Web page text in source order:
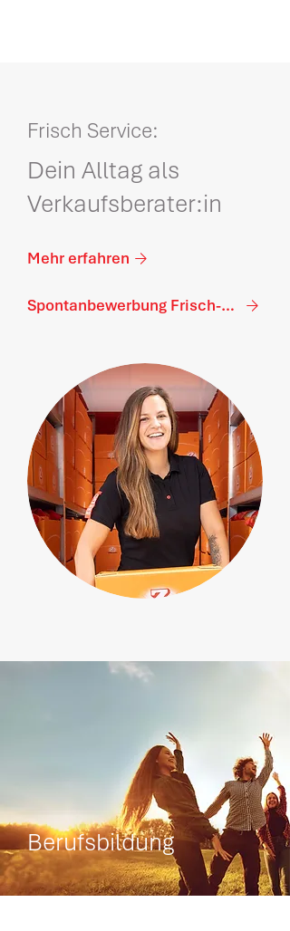
Frisch Service:
Dein Alltag als
Verkaufsberater:in
Mehr erfahren
Spontanbewerbung Frisch-Service
Berufsbildung